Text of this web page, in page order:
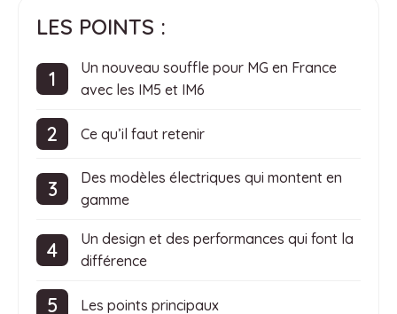
LES POINTS :
Un nouveau souffle pour MG en France
avec les IM5 et IM6
Ce qu’il faut retenir
Des modèles électriques qui montent en
gamme
Un design et des performances qui font la
différence
Les points principaux